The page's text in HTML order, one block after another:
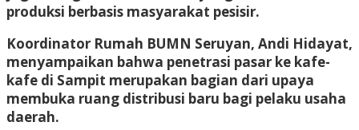
produksi berbasis masyarakat pesisir.
Koordinator Rumah BUMN Seruyan, Andi Hidayat,
menyampaikan bahwa penetrasi pasar ke kafe-
kafe di Sampit merupakan bagian dari upaya
membuka ruang distribusi baru bagi pelaku usaha
daerah.